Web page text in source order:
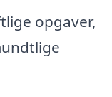
opgaver,